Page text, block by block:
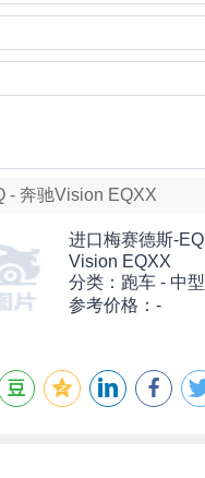
- 奔驰Vision EQXX
进口梅赛德斯-
Vision EQXX
分类：跑车 - 中
参考价格：-